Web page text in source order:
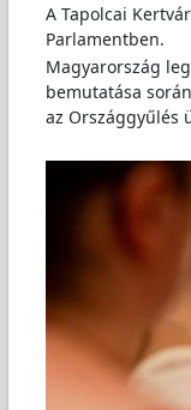
A Tapolcai
Parlamentben.
Magyarország
bemutatása
az Országgyűlés